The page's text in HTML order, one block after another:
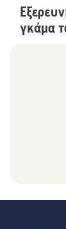
γκάμα